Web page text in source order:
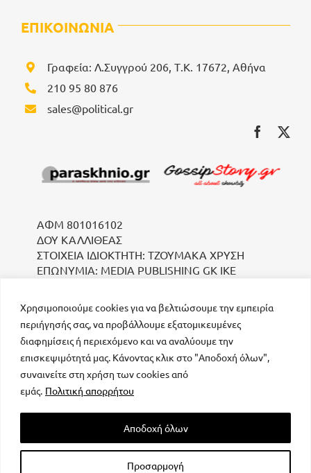
Χρησιμοποιούμε cookies για να βελτιώσουμε την εμπειρία
περιήγησής σας, να προβάλλουμε εξατομικευμένες
διαφημίσεις ή περιεχόμενο και να αναλύουμε την
επισκεψιμότητά μας. Κάνοντας κλικ στο "Αποδοχή όλων",
συναινείτε στη χρήση των cookies από
εμάς. Πολιτική απορρήτου
Προσαρμογή
Αποδοχή όλων
ΕΠΙΚΟΙΝΩΝΙΑ
Γραφεία: Λ.Συγγρού 206, Τ.Κ. 17672, Αθήνα
210 95 80 876
sales@political.gr
ΑΦΜ 801016102
ΔΟΥ ΚΑΛΛΙΘΕΑΣ
ΣΤΟΙΧΕΙΑ ΙΔΙΟΚΤΗΤΗ: ΤΖΟΥΜΑΚΑ ΧΡΥΣΗ
ΕΠΩΝΥΜΙΑ: MEDIA PUBLISHING GK IKE
μοναδικός αριθμός Μ.Η.Τ. 232223